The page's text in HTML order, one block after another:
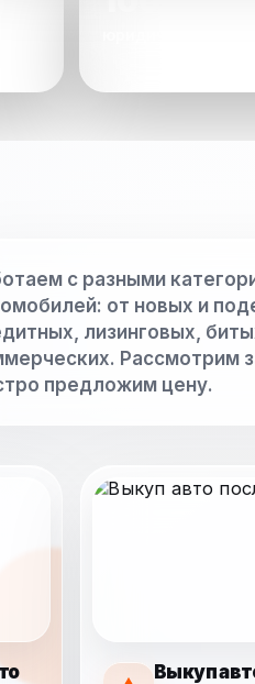
с разными
от новых и
лизинговых,
Рассмотрим
предложим цену.
Выкуп